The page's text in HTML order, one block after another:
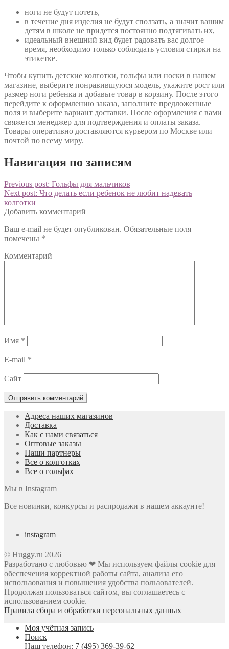
ноги не будут потеть,
в течение дня изделия не будут сползать, а значит вашим
детям в школе не придется постоянно подтягивать их,
идеальный внешний вид будет радовать вас долгое
время, необходимо только соблюдать условия стирки на
этикетке.
Чтобы купить детские колготки, гольфы или носки в нашем
магазине, выберите понравившуюся модель, укажите рост или
размер ноги ребенка и добавьте товар в корзину. После этого
перейдите к оформлению заказа, заполните предложенные
поля и выберите вариант доставки. После оформления с вами
свяжется менеджер для подтверждения и оплаты заказа.
Товары оперативно доставляются курьером по Москве или
почтой по всему миру.
Навигация по записям
Previous post: Гольфы для мальчиков
Next post: Что делать если ребенок не любит надевать
колготки
Добавить комментарий
Ваш e-mail не будет опубликован. Обязательные поля
помечены *
Комментарий
Имя *
E-mail *
Сайт
Адреса наших магазинов
Доставка
Как с нами связаться
Оптовые заказы
Наши партнеры
Все о колготках
Все о гольфах
Мы в Instagram
Все новинки, конкурсы и распродажи в нашем аккаунте!
instagram
© Huggy.ru 2026
Разработано с любовью ❤ Мы используем файлы cookie для
обеспечения корректной работы сайта, анализа его
использования и повышения удобства пользователей.
Продолжая пользоваться сайтом, вы соглашаетесь с
использованием cookie.
Правила сбора и обработки персональных данных
Моя учётная запись
Поиск
Наш телефон: 7 (495) 369-39-62